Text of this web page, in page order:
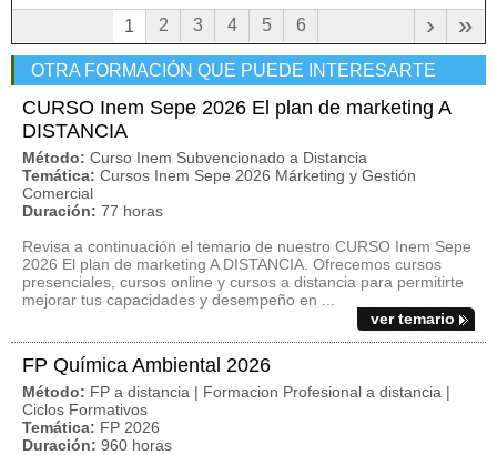
1 2 3 4 5 6 »
›
OTRA FORMACIÓN QUE PUEDE INTERESARTE
CURSO Inem Sepe 2026 El plan de marketing A
DISTANCIA
Método: Curso Inem Subvencionado a Distancia
Temática: Cursos Inem Sepe 2026 Márketing y Gestión
Comercial
Duración: 77 horas
Revisa a continuación el temario de nuestro CURSO Inem Sepe
2026 El plan de marketing A DISTANCIA. Ofrecemos cursos
presenciales, cursos online y cursos a distancia para permitirte
mejorar tus capacidades y desempeño en ...
ver temario
FP Química Ambiental 2026
Método: FP a distancia | Formacion Profesional a distancia |
Ciclos Formativos
Temática: FP 2026
Duración: 960 horas